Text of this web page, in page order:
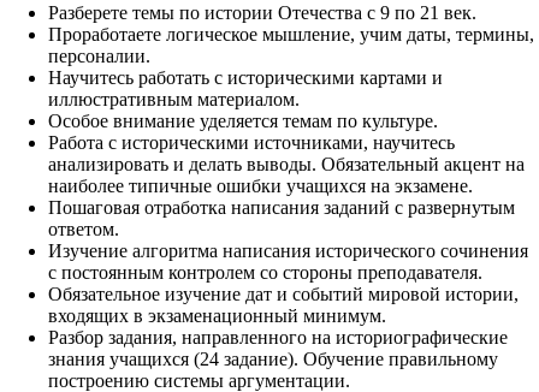
Разберете темы по истории Отечества с 9 по 21 век.
Проработаете логическое мышление, учим даты, термины,
персоналии.
Научитесь работать с историческими картами и
иллюстративным материалом.
Особое внимание уделяется темам по культуре.
Работа с историческими источниками, научитесь
анализировать и делать выводы. Обязательный акцент на
наиболее типичные ошибки учащихся на экзамене.
Пошаговая отработка написания заданий с развернутым
ответом.
Изучение алгоритма написания исторического сочинения
с постоянным контролем со стороны преподавателя.
Обязательное изучение дат и событий мировой истории,
входящих в экзаменационный минимум.
Разбор задания, направленного на историографические
знания учащихся (24 задание). Обучение правильному
построению системы аргументации.